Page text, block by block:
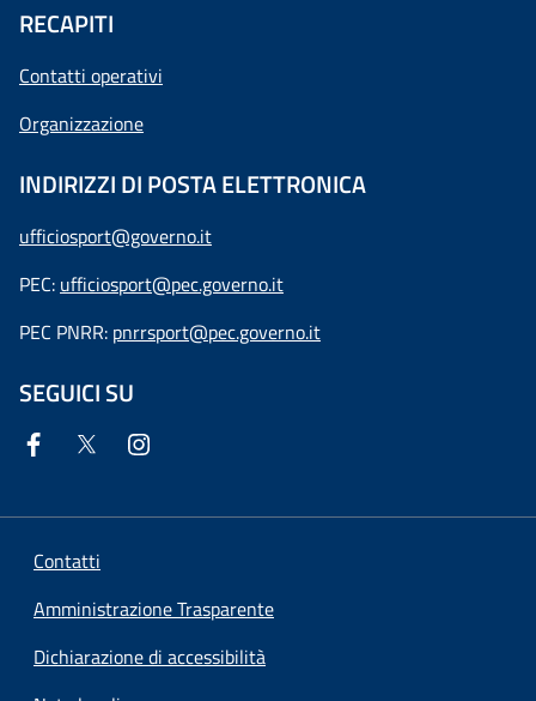
RECAPITI
Contatti operativi
Organizzazione
INDIRIZZI DI POSTA ELETTRONICA
ufficiosport@governo.it
PEC: ufficiosport@pec.governo.it
PEC PNRR: pnrrsport@pec.governo.it
SEGUICI SU
Contatti
Amministrazione Trasparente
Dichiarazione di accessibilità